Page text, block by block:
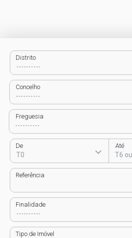
Distrito
Concelho
Freguesia
De Até
Referência
Finalidade
Tipo de Imóvel